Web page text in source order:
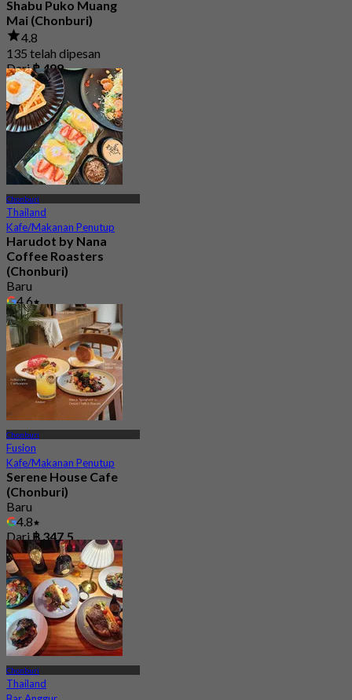
Shabu Puko Muang
Mai (Chonburi)
4.8
135 telah dipesan
Dari฿ 499
Chonburi
Thailand
Kafe/Makanan Penutup
Harudot by Nana
Coffee Roasters
(Chonburi)
Baru
4.6
Dari฿ 263.33
Chonburi
Fusion
Kafe/Makanan Penutup
Serene House Cafe
(Chonburi)
Baru
4.8
Dari฿ 347.5
Chonburi
Thailand